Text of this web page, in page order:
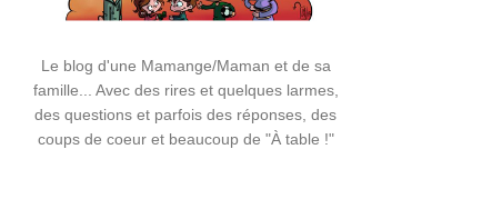
Le blog d'une Mamange/Maman et de sa
famille... Avec des rires et quelques larmes,
des questions et parfois des réponses, des
coups de coeur et beaucoup de "À table !"